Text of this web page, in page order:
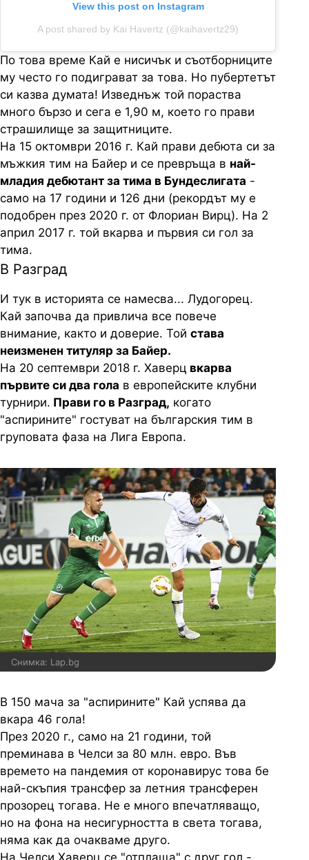
View this post on Instagram
A post shared by Kai Havertz (@kaihavertz29)
По това време Кай е нисичък и съотборниците
му често го подиграват за това. Но пубертетът
си казва думата! Изведнъж той пораства
много бързо и сега е 1,90 м, което го прави
страшилище за защитниците.
На 15 октомври 2016 г. Кай прави дебюта си за
мъжкия тим на Байер и се превръща в най-
младия дебютант за тима в Бундеслигата -
само на 17 години и 126 дни (рекордът му е
подобрен през 2020 г. от Флориан Вирц). На 2
април 2017 г. той вкарва и първия си гол за
тима.
В Разград
И тук в историята се намесва... Лудогорец.
Кай започва да привлича все повече
внимание, както и доверие. Той става
неизменен титуляр за Байер.
На 20 септември 2018 г. Хаверц вкарва
първите си два гола в европейските клубни
турнири. Прави го в Разград, когато
"аспирините" гостуват на българския тим в
груповата фаза на Лига Европа.
Снимка: Lap.bg
В 150 мача за "аспирините" Кай успява да
вкара 46 гола!
През 2020 г., само на 21 години, той
преминава в Челси за 80 млн. евро. Във
времето на пандемия от коронавирус това бе
най-скъпия трансфер за летния трансферен
прозорец тогава. Не е много впечатляващо,
но на фона на несигурността в света тогава,
няма как да очакваме друго.